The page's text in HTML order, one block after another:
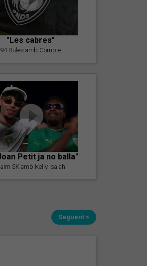
"Les cabres"
94 Rules amb Compte
Petit ja no balla"
SK amb Kelly Isaiah
Següent >